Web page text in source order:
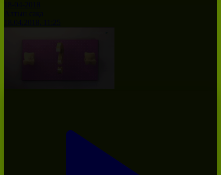
18-04-2018
Алтын сақа
18.04.2018, 11:25